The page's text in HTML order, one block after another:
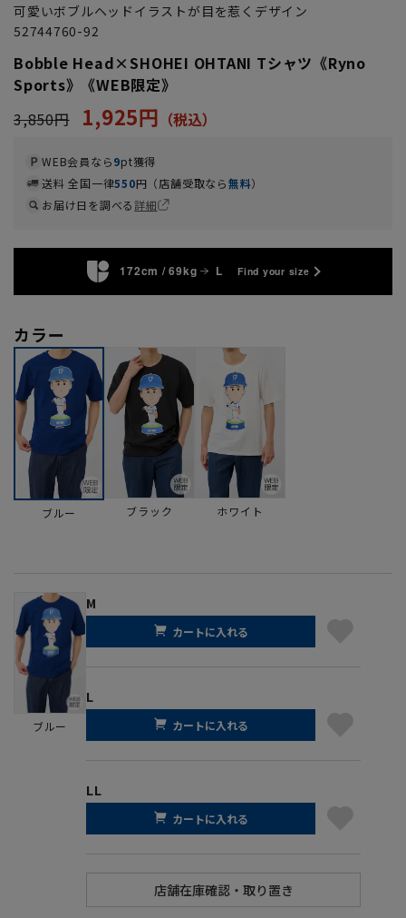
可愛いボブルヘッドイラストが目を惹くデザイン
52744760-92
Bobble Head×SHOHEI OHTANI Tシャツ《Ryno
Sports》《WEB限定》
3,850円
1,925円
WEB会員なら9pt獲得
送料 全国一律550円（店舗受取なら無料）
お届け日を調べる詳細
172cm / 69kg L Find your size
カラー
ブルー ブラック ホワイト
ブルー
M
カートに入れる
L
カートに入れる
LL
カートに入れる